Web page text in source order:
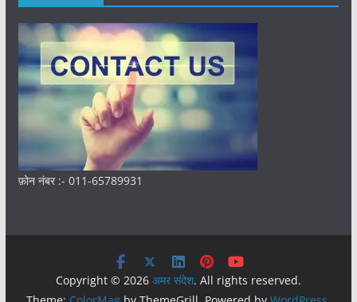
फ़ोन नंबर :- 011-65789931
Copyright © 2026 अमर संदेश. All rights reserved.